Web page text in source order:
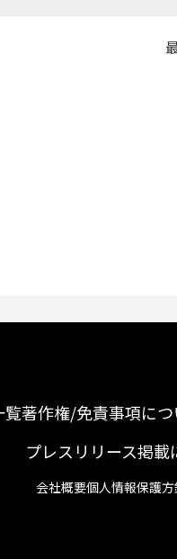
覧著作権/免責事項につ
プレスリリース掲載
会社概要個人情報保護方